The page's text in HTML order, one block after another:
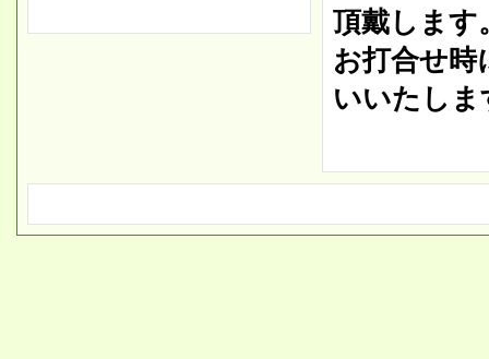
頂戴します
お打合せ時
いいたしま